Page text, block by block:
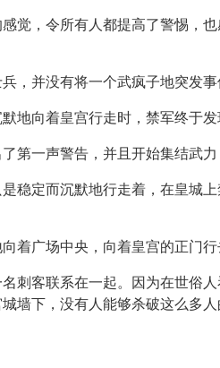
觉，令所有人都提高了警惕，
，并没有将一个武疯子地突发事
地向着皇宫行走时，禁军终于发
第一声警告，并且开始集结武力
稳定而沉默地行走着，在皇城
着广场中央，向着皇宫的正门行
刺客联系在一起。因为在世俗
墙下，没有人能够杀破这么多人